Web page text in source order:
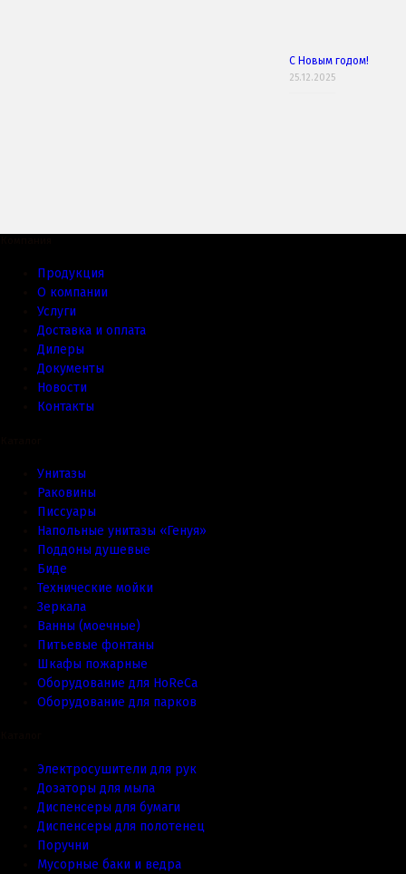
С Новым годом!
25.12.2025
Продукция
О компании
Услуги
Доставка и оплата
Дилеры
Документы
Новости
Контакты
Унитазы
Раковины
Писсуары
Напольные унитазы «Генуя»
Поддоны душевые
Биде
Технические мойки
Зеркала
Ванны (моечные)
Питьевые фонтаны
Шкафы пожарные
Оборудование для HoReCa
Оборудование для парков
Электросушители для рук
Дозаторы для мыла
Диспенсеры для бумаги
Диспенсеры для полотенец
Поручни
Мусорные баки и ведра